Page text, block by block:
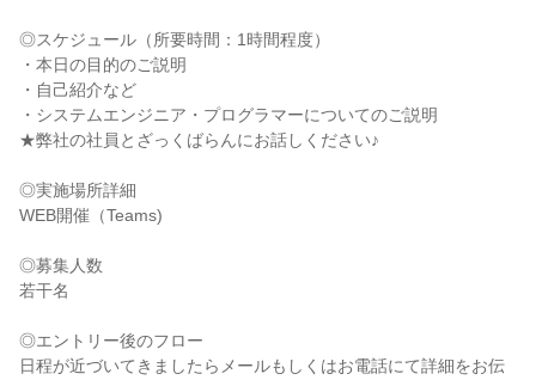
◎スケジュール（所要時間：1時間程度）
・本日の目的のご説明
・自己紹介など
・システムエンジニア・プログラマーについてのご説明
★弊社の社員とざっくばらんにお話しください♪
◎実施場所詳細
WEB開催（Teams)
◎募集人数
若干名
◎エントリー後のフロー
日程が近づいてきましたらメールもしくはお電話にて詳細をお伝